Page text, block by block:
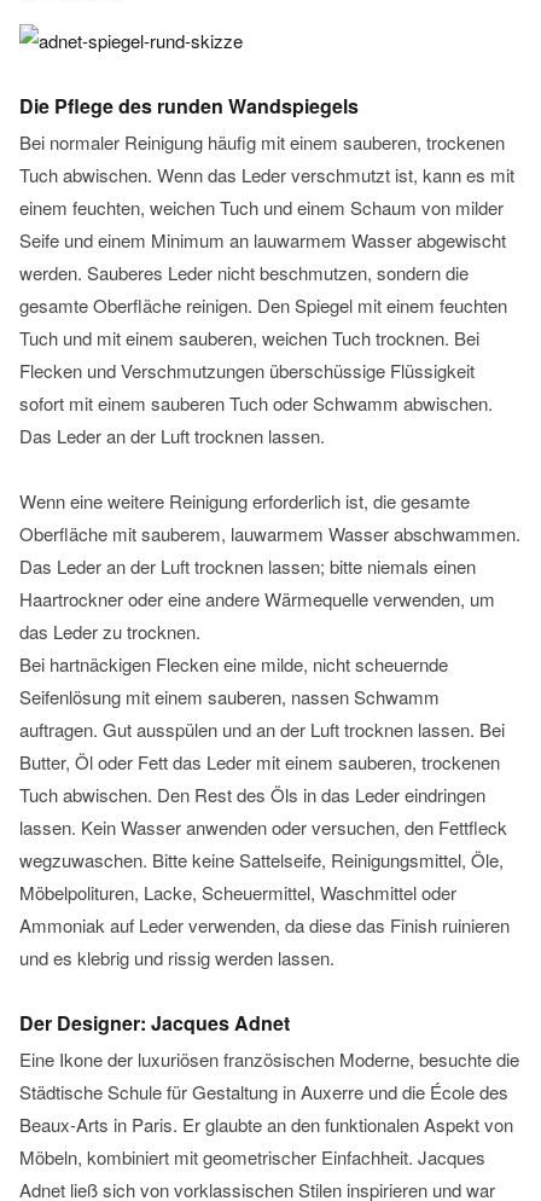
Die Pflege des runden Wandspiegels
Bei normaler Reinigung häufig mit einem sauberen, trockenen
Tuch abwischen. Wenn das Leder verschmutzt ist, kann es mit
einem feuchten, weichen Tuch und einem Schaum von milder
Seife und einem Minimum an lauwarmem Wasser abgewischt
werden. Sauberes Leder nicht beschmutzen, sondern die
gesamte Oberfläche reinigen. Den Spiegel mit einem feuchten
Tuch und mit einem sauberen, weichen Tuch trocknen. Bei
Flecken und Verschmutzungen überschüssige Flüssigkeit
sofort mit einem sauberen Tuch oder Schwamm abwischen.
Das Leder an der Luft trocknen lassen.
Wenn eine weitere Reinigung erforderlich ist, die gesamte
Oberfläche mit sauberem, lauwarmem Wasser abschwammen.
Das Leder an der Luft trocknen lassen; bitte niemals einen
Haartrockner oder eine andere Wärmequelle verwenden, um
das Leder zu trocknen.
Bei hartnäckigen Flecken eine milde, nicht scheuernde
Seifenlösung mit einem sauberen, nassen Schwamm
auftragen. Gut ausspülen und an der Luft trocknen lassen. Bei
Butter, Öl oder Fett das Leder mit einem sauberen, trockenen
Tuch abwischen. Den Rest des Öls in das Leder eindringen
lassen. Kein Wasser anwenden oder versuchen, den Fettfleck
wegzuwaschen. Bitte keine Sattelseife, Reinigungsmittel, Öle,
Möbelpolituren, Lacke, Scheuermittel, Waschmittel oder
Ammoniak auf Leder verwenden, da diese das Finish ruinieren
und es klebrig und rissig werden lassen.
Der Designer: Jacques Adnet
Eine Ikone der luxuriösen französischen Moderne, besuchte die
Städtische Schule für Gestaltung in Auxerre und die École des
Beaux-Arts in Paris. Er glaubte an den funktionalen Aspekt von
Möbeln, kombiniert mit geometrischer Einfachheit. Jacques
Adnet ließ sich von vorklassischen Stilen inspirieren und war